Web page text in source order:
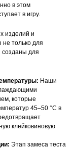
в этом
в игру.
изделий и
только для
созданы для
Наши
которые
45–50 °C в
клейковиновую
Этап замеса теста